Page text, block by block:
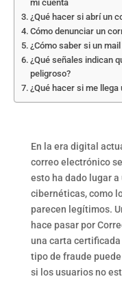
mi cuenta
¿Qué hacer si abrí un
Cómo denunciar un
¿Cómo saber si un
¿Qué señales indican
peligroso?
¿Qué hacer si me
En la era digital
correo electrónico
esto ha dado lugar
cibernéticas, como
parecen legítimos.
hace pasar por
una carta certificada
tipo de fraude
si los usuarios no